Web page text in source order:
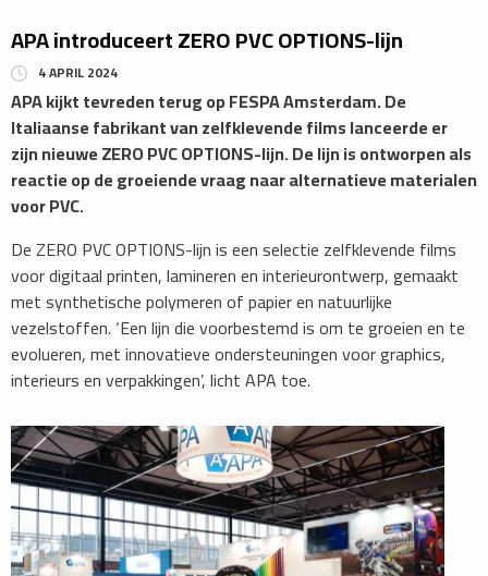
APA introduceert ZERO PVC OPTIONS-lijn
4 APRIL 2024
APA kijkt tevreden terug op FESPA Amsterdam. De
Italiaanse fabrikant van zelfklevende films lanceerde er
zijn nieuwe ZERO PVC OPTIONS-lijn. De lijn is ontworpen als
reactie op de groeiende vraag naar alternatieve materialen
voor PVC.
De ZERO PVC OPTIONS-lijn is een selectie zelfklevende films
voor digitaal printen, lamineren en interieurontwerp, gemaakt
met synthetische polymeren of papier en natuurlijke
vezelstoffen. ‘Een lijn die voorbestemd is om te groeien en te
evolueren, met innovatieve ondersteuningen voor graphics,
interieurs en verpakkingen’, licht APA toe.